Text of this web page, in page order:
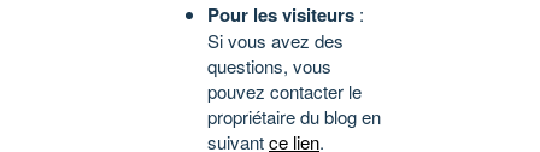
Pour les visiteurs :
Si vous avez des
questions, vous
pouvez contacter le
propriétaire du blog en
suivantce lien.